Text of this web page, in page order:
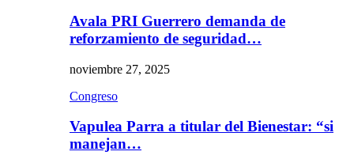
Avala PRI Guerrero demanda de
reforzamiento de seguridad…
noviembre 27, 2025
Congreso
Vapulea Parra a titular del Bienestar: “si
manejan…